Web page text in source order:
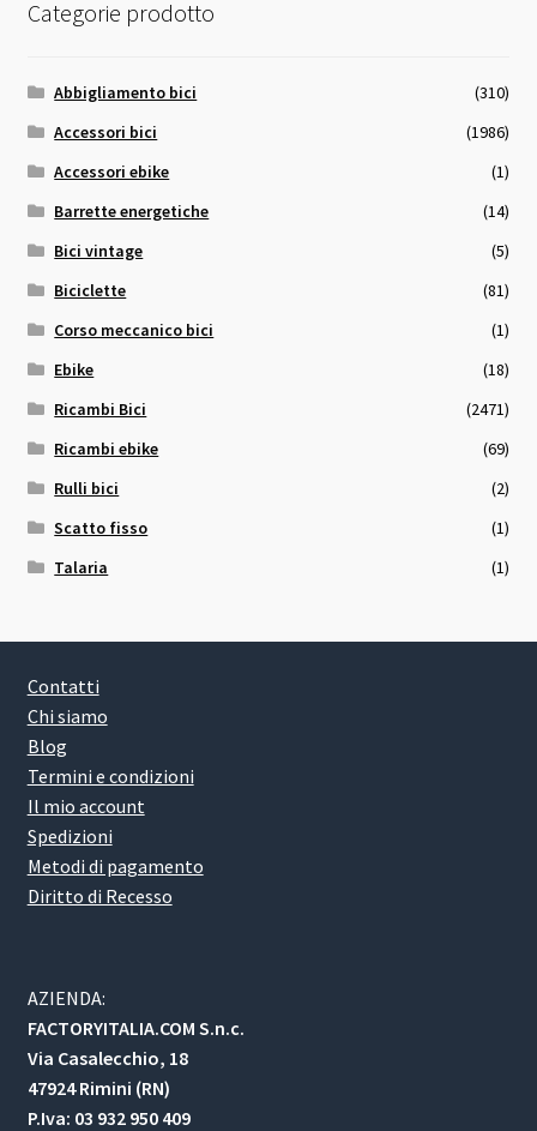
Categorie prodotto
Abbigliamento bici
(310)
Accessori bici
(1986)
Accessori ebike
(1)
Barrette energetiche
(14)
Bici vintage
(5)
Biciclette
(81)
Corso meccanico bici
(1)
Ebike
(18)
Ricambi Bici
(2471)
Ricambi ebike
(69)
Rulli bici
(2)
Scatto fisso
(1)
Talaria
(1)
Contatti
Chi siamo
Blog
Termini e condizioni
Il mio account
Spedizioni
Metodi di pagamento
Diritto di Recesso
AZIENDA:
FACTORYITALIA.COM S.n.c.
Via Casalecchio, 18
47924 Rimini (RN)
P.Iva: 03 932 950 409